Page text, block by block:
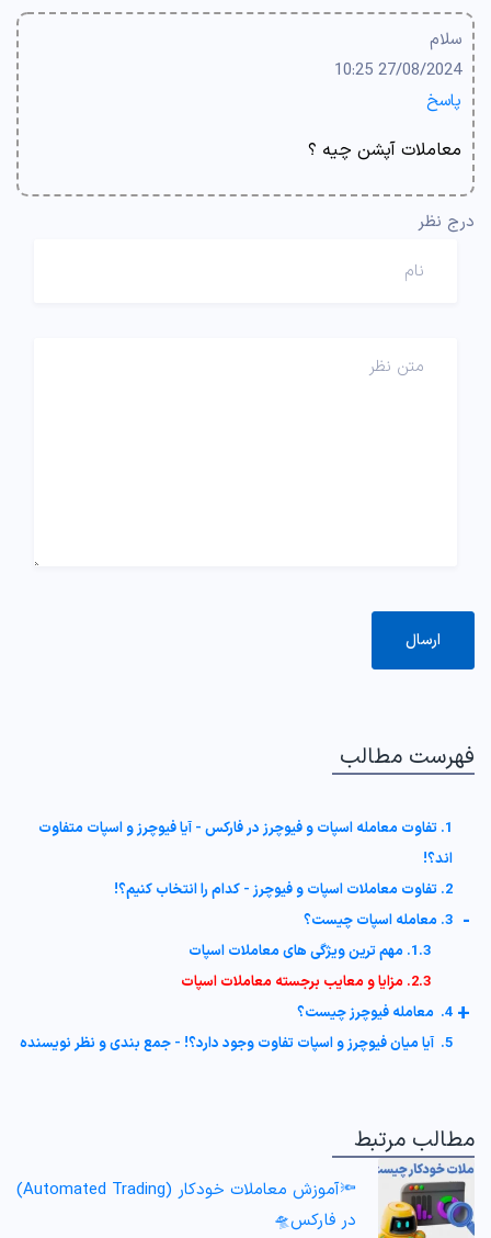
سلام
27/08/2024 10:25
پاسخ
معاملات آپشن چیه ؟
درج نظر
فهرست مطالب
1. تفاوت معامله اسپات و فیوچرز در فارکس - آیا فیوچرز و اسپات متفاوت
اند؟!
2. تفاوت معاملات اسپات و فیوچرز - کدام را انتخاب کنیم؟!
3. معامله اسپات چیست؟ -
1.3. مهم ترین ویژگی های معاملات اسپات
2.3. مزایا و معایب برجسته معاملات اسپات
4. معامله فیوچرز چیست؟ +
5. آیا میان فیوچرز و اسپات تفاوت وجود دارد؟! - جمع بندی و نظر نویسنده
مطالب مرتبط
🔦آموزش معاملات خودکار (Automated Trading)
در فارکس🛸